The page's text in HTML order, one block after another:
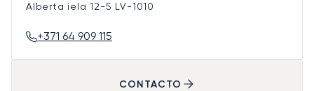
Alberta iela 12-5 LV-1010
+371 64 909 115
CONTACTO